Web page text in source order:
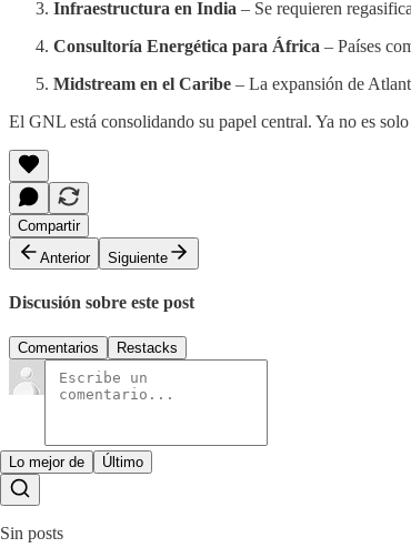
Infraestructura en India – Se requieren
Consultoría Energética para África – Países
Midstream en el Caribe – La expansión de
El GNL está consolidando su papel central. Ya no es
Compartir
Anterior
Siguiente
Discusión sobre este post
Comentarios Restacks
Lo mejor de Último
Sin posts